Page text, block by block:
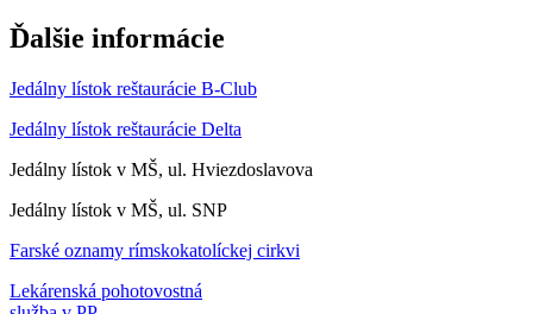
Ďalšie informácie
Jedálny lístok reštaurácie B-Club
Jedálny lístok reštaurácie Delta
Jedálny lístok v MŠ, ul. Hviezdoslavova
Jedálny lístok v MŠ, ul. SNP
Farské oznamy rímskokatolíckej cirkvi
Lekárenská pohotovostná